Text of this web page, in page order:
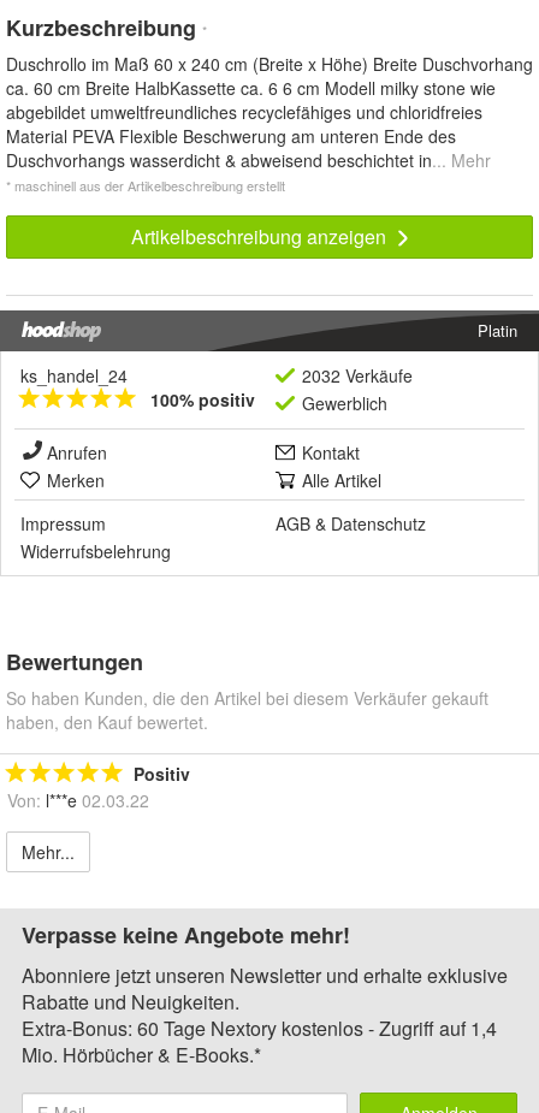
Kurzbeschreibung *
Duschrollo im Maß 60 x 240 cm (Breite x Höhe) Breite Duschvorhang
ca. 60 cm Breite HalbKassette ca. 6 6 cm Modell milky stone wie
abgebildet umweltfreundliches recyclefähiges und chloridfreies
Material PEVA Flexible Beschwerung am unteren Ende des
Duschvorhangs wasserdicht & abweisend beschichtet in... Mehr
* maschinell aus der Artikelbeschreibung erstellt
Artikelbeschreibung anzeigen
Platin
ks_handel_24
100% positiv
2032 Verkäufe
Gewerblich
Anrufen
Kontakt
Merken
Alle Artikel
Impressum
AGB & Datenschutz
Widerrufsbelehrung
Bewertungen
So haben Kunden, die den Artikel bei diesem Verkäufer gekauft
haben, den Kauf bewertet.
Positiv
Von: l***e 02.03.22
Mehr...
Verpasse keine Angebote mehr!
Abonniere jetzt unseren Newsletter und erhalte exklusive
Rabatte und Neuigkeiten.
Extra-Bonus: 60 Tage Nextory kostenlos - Zugriff auf 1,4
Mio. Hörbücher & E-Books.*